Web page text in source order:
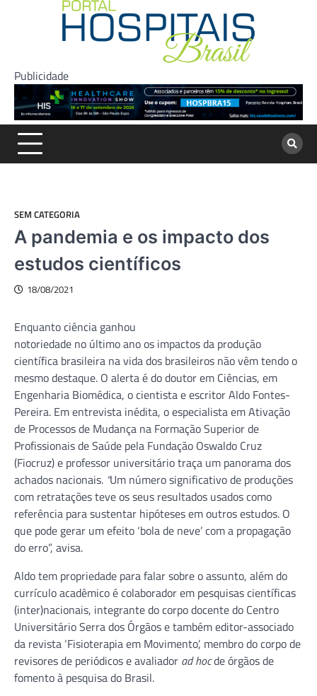
Publicidade
SEM CATEGORIA
A pandemia e os impacto dos
estudos científicos
18/08/2021
Enquanto ciência ganhou
notoriedade no último ano os impactos da produção
científica brasileira na vida dos brasileiros não vêm tendo o
mesmo destaque. O alerta é do doutor em Ciências, em
Engenharia Biomédica, o cientista e escritor Aldo Fontes-
Pereira. Em entrevista inédita, o especialista em Ativação
de Processos de Mudança na Formação Superior de
Profissionais de Saúde pela Fundação Oswaldo Cruz
(Fiocruz) e professor universitário traça um panorama dos
achados nacionais. “Um número significativo de produções
com retratações teve os seus resultados usados como
referência para sustentar hipóteses em outros estudos. O
que pode gerar um efeito ‘bola de neve’ com a propagação
do erro”, avisa.
Aldo tem propriedade para falar sobre o assunto, além do
currículo acadêmico é colaborador em pesquisas científicas
(inter)nacionais, integrante do corpo docente do Centro
Universitário Serra dos Órgãos e também editor-associado
da revista ‘Fisioterapia em Movimento’, membro do corpo de
revisores de periódicos e avaliador ad hocde órgãos de
fomento à pesquisa do Brasil.